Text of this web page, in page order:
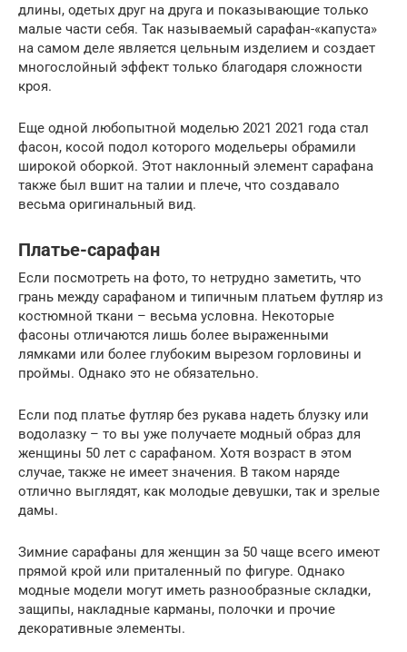
длины, одетых друг на друга и показывающие только
малые части себя. Так называемый сарафан-«капуста»
на самом деле является цельным изделием и создает
многослойный эффект только благодаря сложности
кроя.
Еще одной любопытной моделью 2021 2021 года стал
фасон, косой подол которого модельеры обрамили
широкой оборкой. Этот наклонный элемент сарафана
также был вшит на талии и плече, что создавало
весьма оригинальный вид.
Платье-сарафан
Если посмотреть на фото, то нетрудно заметить, что
грань между сарафаном и типичным платьем футляр из
костюмной ткани – весьма условна. Некоторые
фасоны отличаются лишь более выраженными
лямками или более глубоким вырезом горловины и
проймы. Однако это не обязательно.
Если под платье футляр без рукава надеть блузку или
водолазку – то вы уже получаете модный образ для
женщины 50 лет с сарафаном. Хотя возраст в этом
случае, также не имеет значения. В таком наряде
отлично выглядят, как молодые девушки, так и зрелые
дамы.
Зимние сарафаны для женщин за 50 чаще всего имеют
прямой крой или приталенный по фигуре. Однако
модные модели могут иметь разнообразные складки,
защипы, накладные карманы, полочки и прочие
декоративные элементы.